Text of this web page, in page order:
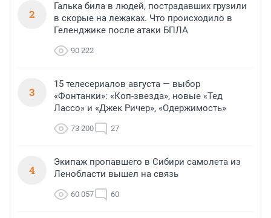
2
Галька била в людей, пострадавших грузили
в скорые на лежаках. Что происходило в
Геленджике после атаки БПЛА
90 222
3
15 телесериалов августа — выбор
«Фонтанки»: «Коп-звезда», новые «Тед
Лассо» и «Джек Ричер», «Одержимость»
73 200 27
4
Экипаж пропавшего в Сибири самолета из
Ленобласти вышел на связь
60 057 60